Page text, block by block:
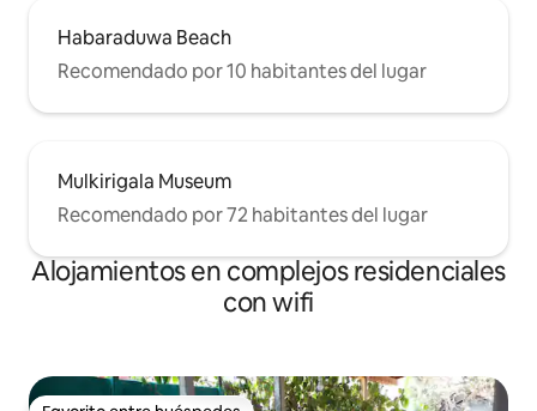
Habaraduwa Beach
Recomendado por 10 habitantes del lugar
Mulkirigala Museum
Recomendado por 72 habitantes del lugar
Alojamientos en complejos residenciales
con wifi